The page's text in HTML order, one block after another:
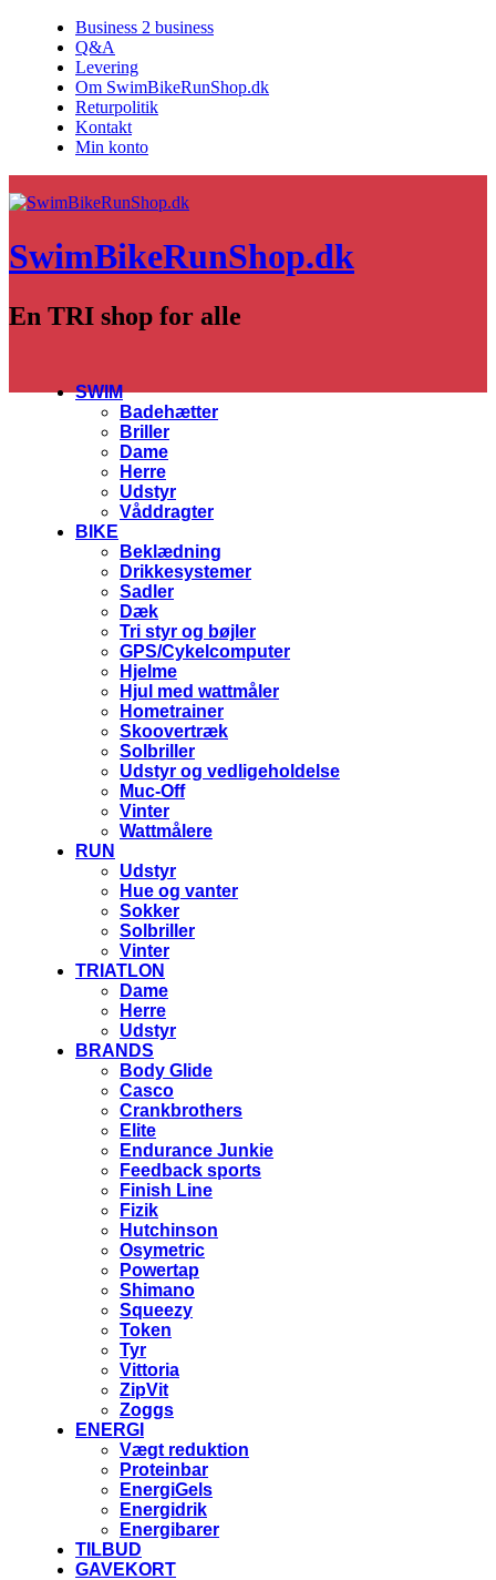
Business 2 business
Q&A
Levering
Om SwimBikeRunShop.dk
Returpolitik
Kontakt
Min konto
SwimBikeRunShop.dk
En TRI shop for alle
SWIM
Badehætter
Briller
Dame
Herre
Udstyr
Våddragter
BIKE
Beklædning
Drikkesystemer
Sadler
Dæk
Tri styr og bøjler
GPS/Cykelcomputer
Hjelme
Hjul med wattmåler
Hometrainer
Skoovertræk
Solbriller
Udstyr og vedligeholdelse
Muc-Off
Vinter
Wattmålere
RUN
Udstyr
Hue og vanter
Sokker
Solbriller
Vinter
TRIATLON
Dame
Herre
Udstyr
BRANDS
Body Glide
Casco
Crankbrothers
Elite
Endurance Junkie
Feedback sports
Finish Line
Fizik
Hutchinson
Osymetric
Powertap
Shimano
Squeezy
Token
Tyr
Vittoria
ZipVit
Zoggs
ENERGI
Vægt reduktion
Proteinbar
EnergiGels
Energidrik
Energibarer
TILBUD
GAVEKORT